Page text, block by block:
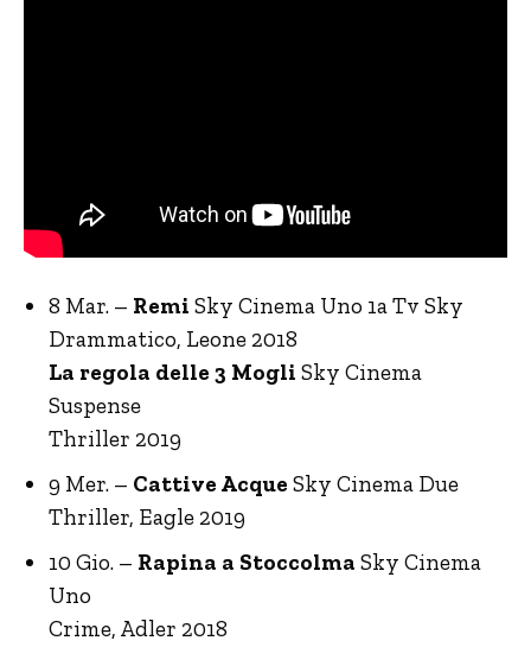
8 Mar. – Remi Sky Cinema Uno 1a Tv Sky
Drammatico, Leone 2018
La regola delle 3 Mogli Sky Cinema
Suspense
Thriller 2019
9 Mer. – Cattive Acque Sky Cinema Due
Thriller, Eagle 2019
10 Gio. – Rapina a Stoccolma Sky Cinema
Uno
Crime, Adler 2018